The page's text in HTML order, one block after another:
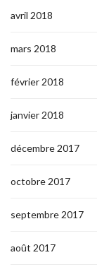
avril 2018
mars 2018
février 2018
janvier 2018
décembre 2017
octobre 2017
septembre 2017
août 2017